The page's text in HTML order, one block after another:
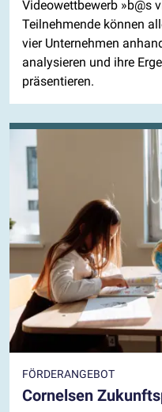
Videowettbewerb »b@s
Teilnehmende können
vier Unternehmen
analysieren und ihre
präsentieren.
FÖRDERANGEBOT
Cornelsen